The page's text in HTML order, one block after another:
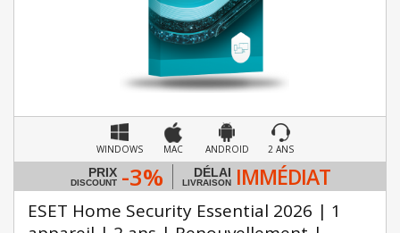
WINDOWS MAC ANDROID 2 ANS
PRIX
DISCOUNT -3% DÉLAI
LIVRAISON IMMÉDIAT
ESET Home Security Essential 2026 | 1